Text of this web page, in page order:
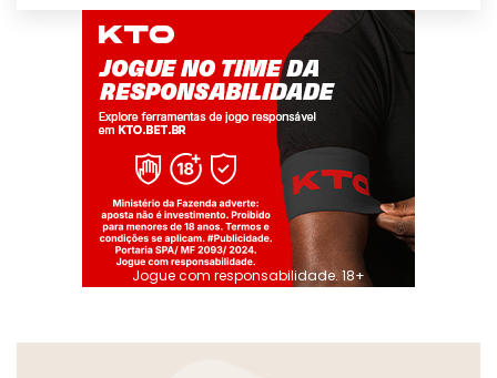
Jogue com responsabilidade. 18+